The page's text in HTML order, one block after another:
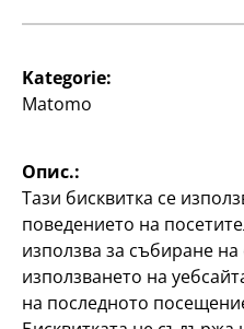
Купа за котки
Валутен курс
1 EUR = 1.95583 BGN.
Kategorie:
Matomo
Опис.:
Тази бисквитка се
поведението на
използва за събиране на
използването на
на последното